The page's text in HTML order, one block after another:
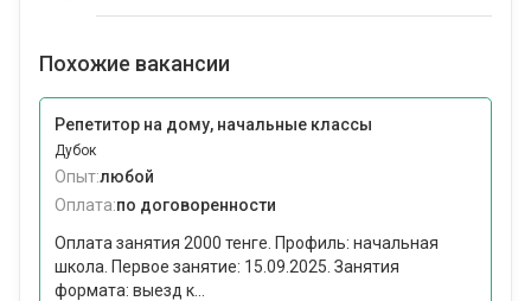
Похожие вакансии
Репетитор на дому, начальные классы
Дубок
Опыт:любой
Оплата:по договоренности
Оплата занятия 2000 тенге. Профиль: начальная
школа. Первое занятие: 15.09.2025. Занятия
формата: выезд к...